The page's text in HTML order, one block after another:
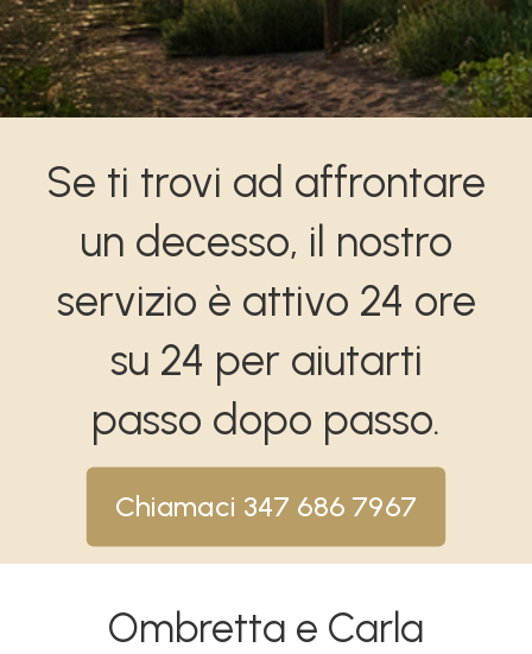
Se ti trovi ad affrontare
un decesso, il nostro
servizio è attivo 24 ore
su 24 per aiutarti
passo dopo passo.
Chiamaci 347 686 7967
Ombretta e Carla